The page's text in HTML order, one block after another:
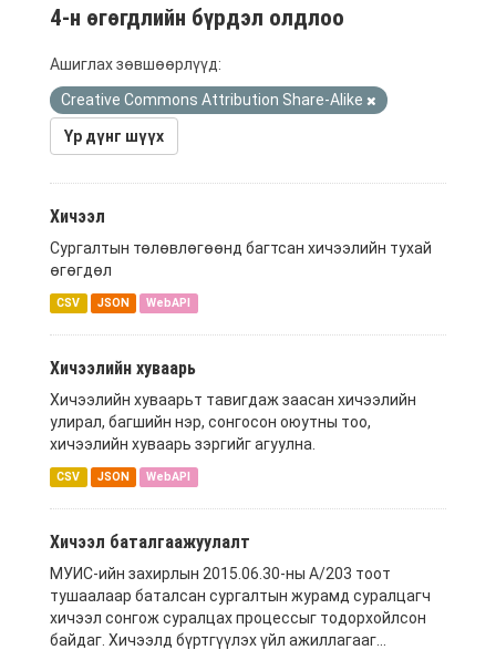
4-н өгөгдлийн бүрдэл олдлоо
Ашиглах зөвшөөрлүүд:
Creative Commons Attribution Share-Alike
Үр дүнг шүүх
Хичээл
Сургалтын төлөвлөгөөнд багтсан хичээлийн тухай
өгөгдөл
CSV JSON WebAPI
Хичээлийн хуваарь
Хичээлийн хуваарьт тавигдаж заасан хичээлийн
улирал, багшийн нэр, сонгосон оюутны тоо,
хичээлийн хуваарь зэргийг агуулна.
CSV JSON WebAPI
Хичээл баталгаажуулалт
МУИС-ийн захирлын 2015.06.30-ны А/203 тоот
тушаалаар баталсан сургалтын журамд суралцагч
хичээл сонгож суралцах процессыг тодорхойлсон
байдаг. Хичээлд бүртгүүлэх үйл ажиллагааг...